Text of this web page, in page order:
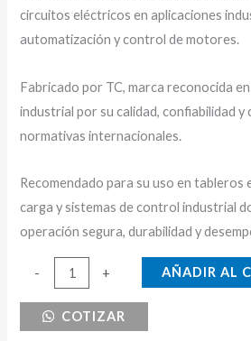
circuitos eléctricos en aplicaciones
automatización y control de motores.
Fabricado por TC, marca reconocida
industrial por su calidad, confiabilidad y
normativas internacionales.
Recomendado para su uso en
carga y sistemas de control industrial
operación segura, durabilidad y
-
CONTACTOR
AMPERIOS
+ AÑADIR AL
COTIZAR